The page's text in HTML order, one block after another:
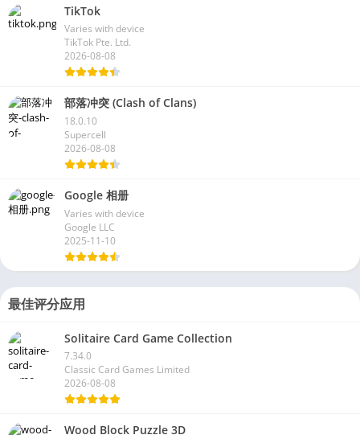
TikTok
Varies with device
TikTok Pte. Ltd.
2026-08-08
部落冲突 (Clash of Clans)
18.0.10
Supercell
2026-08-08
Google 相册
Varies with device
Google LLC
2025-11-10
最佳评分应用
Solitaire Card Game Collection
7.34.0
Classic Card Games Limited
2026-08-08
Wood Block Puzzle 3D